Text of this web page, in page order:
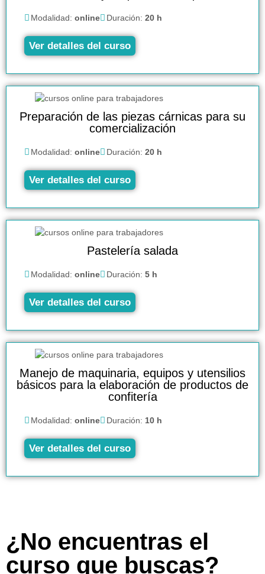
Modalidad: online Duración: 20 h
Ver detalles del curso
Preparación de las piezas cárnicas para su
comercialización
Modalidad: online Duración: 20 h
Ver detalles del curso
Pastelería salada
Modalidad: online Duración: 5 h
Ver detalles del curso
Manejo de maquinaria, equipos y utensilios
básicos para la elaboración de productos de
confitería
Modalidad: online Duración: 10 h
Ver detalles del curso
¿No encuentras el
curso que buscas?